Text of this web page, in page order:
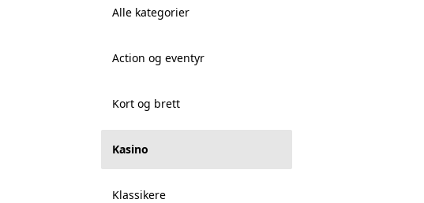
Alle kategorier
Action og eventyr
Kort og brett
Kasino
Klassikere